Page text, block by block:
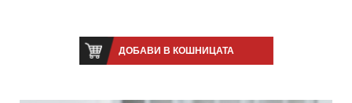
ДОБАВИ В КОШНИЦАТА